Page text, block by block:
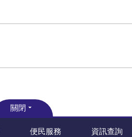
關閉
便民服務 資訊查詢